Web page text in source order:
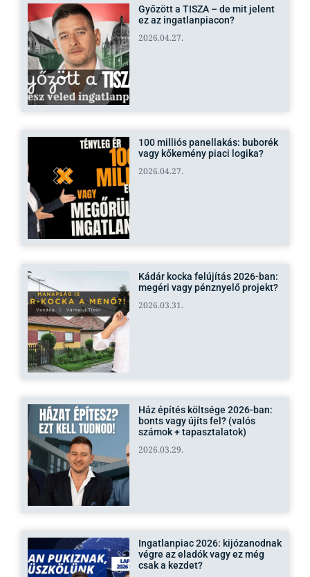
Győzött a TISZA – de mit jelent
ez az ingatlanpiacon?
2026.04.27.
100 milliós panellakás: buborék
vagy kőkemény piaci logika?
2026.04.27.
Kádár kocka felújítás 2026-ban:
megéri vagy pénznyelő projekt?
2026.03.31.
Ház építés költsége 2026-ban:
bonts vagy újíts fel? (valós
számok + tapasztalatok)
2026.03.29.
Ingatlanpiac 2026: kijózanodnak
végre az eladók vagy ez még
csak a kezdet?